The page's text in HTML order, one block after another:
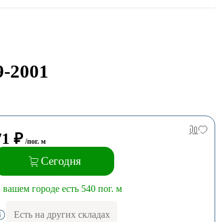
2001
₽ /пог. м
Сегодня
городе есть 540 пог. м
Есть на других складах